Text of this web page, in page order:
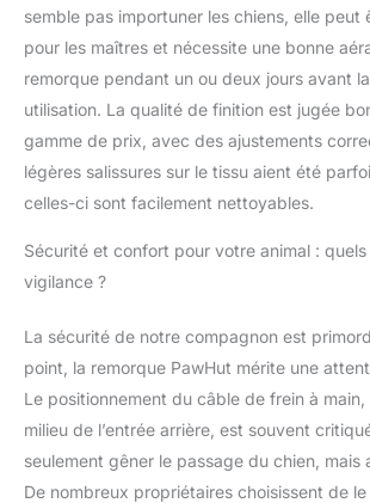
chez le
et protégé : la
protège vos
des rayons
moustiquaire
insectes
Le frein de
stationnement
chariot contre
l'avant et à
assurent une
visibilité,
des conditions
faible
pratique :
différentes
semble pas importuner les chiens, elle peut
pour les maîtres et nécessite une bonne
remorque pendant un ou deux jours avant
utilisation. La qualité de finition est jugée
gamme de prix, avec des ajustements
légères salissures sur le tissu aient été
celles-ci sont facilement nettoyables.
Sécurité et confort pour votre animal :
vigilance ?
La sécurité de notre compagnon est
point, la remorque PawHut mérite une
Le positionnement du câble de frein à
milieu de l’entrée arrière, est souvent
seulement gêner le passage du chien, mais
De nombreux propriétaires choisissent de